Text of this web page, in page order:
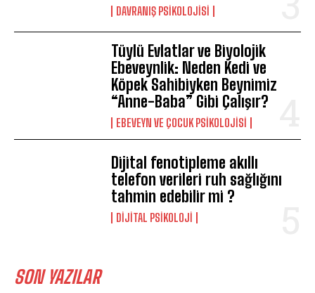
DAVRANIŞ PSIKOLOJISI
Tüylü Evlatlar ve Biyolojik
Ebeveynlik: Neden Kedi ve
Köpek Sahibiyken Beynimiz
“Anne-Baba” Gibi Çalışır?
EBEVEYN VE ÇOCUK PSIKOLOJISI
Dijital fenotipleme akıllı
telefon verileri ruh sağlığını
tahmin edebilir mi ?
DIJITAL PSIKOLOJI
SON YAZILAR